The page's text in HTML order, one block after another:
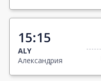
15:15
ALY
Александрия